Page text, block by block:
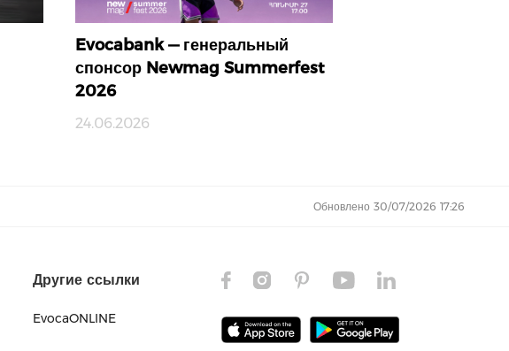
Evocabank — генеральный
спонсор Newmag Summerfest
2026
24.06.2026
Обновлено 30/07/2026 17:26
Другие ссылки
EvocaONLINE